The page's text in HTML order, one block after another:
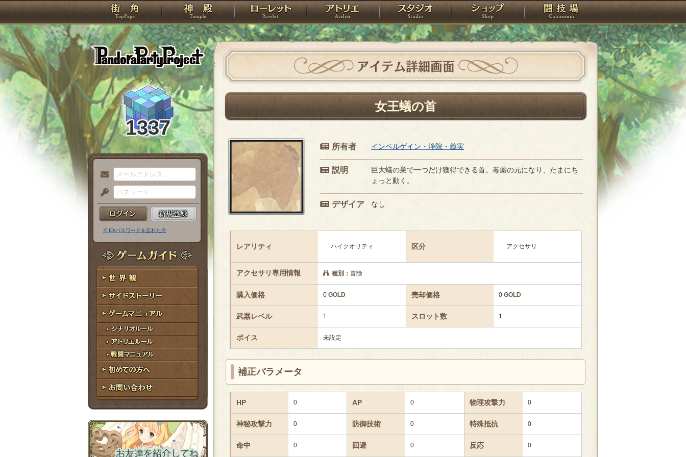
PandoraPartyProject
TOP 神殿 ローレット アトリエ スタジオ ショップ 闘技場
1337
メ
ー
ル
ア
ド
レ
ス
パ
ス
ー
ド
※ ID/パスワードを忘れた方
ゲームガイド
世界観
サイドストーリー
ゲームマニュアル
シナリオルール
アトリエルール
戦闘マニュアル
初めての方へ
お問い合わせ
アイテム詳細画面
女王蟻の首
所有者 インベルゲイン・浄院・義実
説明
巨大蟻の巣で一つだけ獲得できる首。毒薬の元になり、たまにち
ょっと動く。
デザイア なし
レアリティ ハイクオリティ 区分 アクセサリ
アクセサリ専用情報 種別： 冒険
購入価格 0 GOLD 売却価格 0 GOLD
武器レベル 1 スロット数 1
ボイス 未設定
補正パラメータ
HP 0 AP 0 物理攻撃力 0
神秘攻撃力 0 防御技術 0 特殊抵抗 0
命中 0 回避 0 反応 0